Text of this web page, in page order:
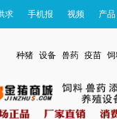
求 手机报 视频 产品
种猪 设备 兽药 疫苗